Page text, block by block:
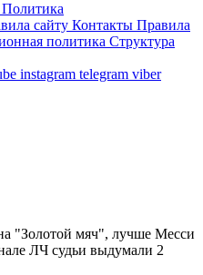
Политика
сайту Контакты Правила
политика Структура
instagram telegram viber
"Золотой мяч", лучше Месси
ЛЧ судьи выдумали 2